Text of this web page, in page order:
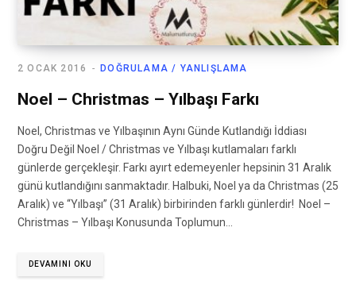
DOĞRULAMA / YANLIŞLAMA
2 OCAK 2016
Noel – Christmas – Yılbaşı Farkı
Noel, Christmas ve Yılbaşının Aynı Günde Kutlandığı İddiası
Doğru Değil Noel / Christmas ve Yılbaşı kutlamaları farklı
günlerde gerçekleşir. Farkı ayırt edemeyenler hepsinin 31 Aralık
günü kutlandığını sanmaktadır. Halbuki, Noel ya da Christmas (25
Aralık) ve “Yılbaşı” (31 Aralık) birbirinden farklı günlerdir! Noel –
Christmas – Yılbaşı Konusunda Toplumun…
DEVAMINI OKU